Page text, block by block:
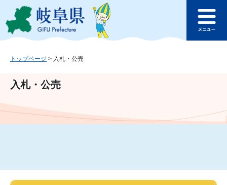
ジ
ュ
文
このページの本文へ
ュ
トップページ > 入札・公売
入札・公売